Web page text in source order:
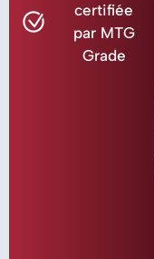
certifiée
par MTG
Grade